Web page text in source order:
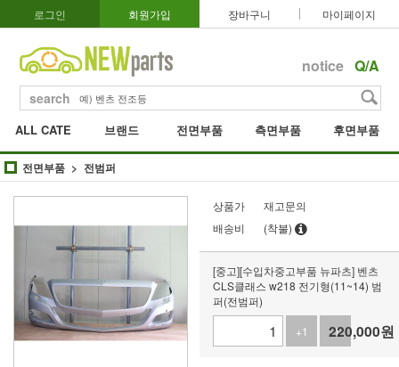
로그인 회원가입 장바구니 마이페이지
notice Q/A
search
ALL CATE 브랜드 전면부품 측면부품 후면부품
전면부품 전범퍼
상품가
재고문의
배송비
(착불)
[중고][수입차중고부품 뉴파츠] 벤츠
CLS클래스 w218 전기형(11~14) 범
퍼(전범퍼)
+1
-1
220,000원